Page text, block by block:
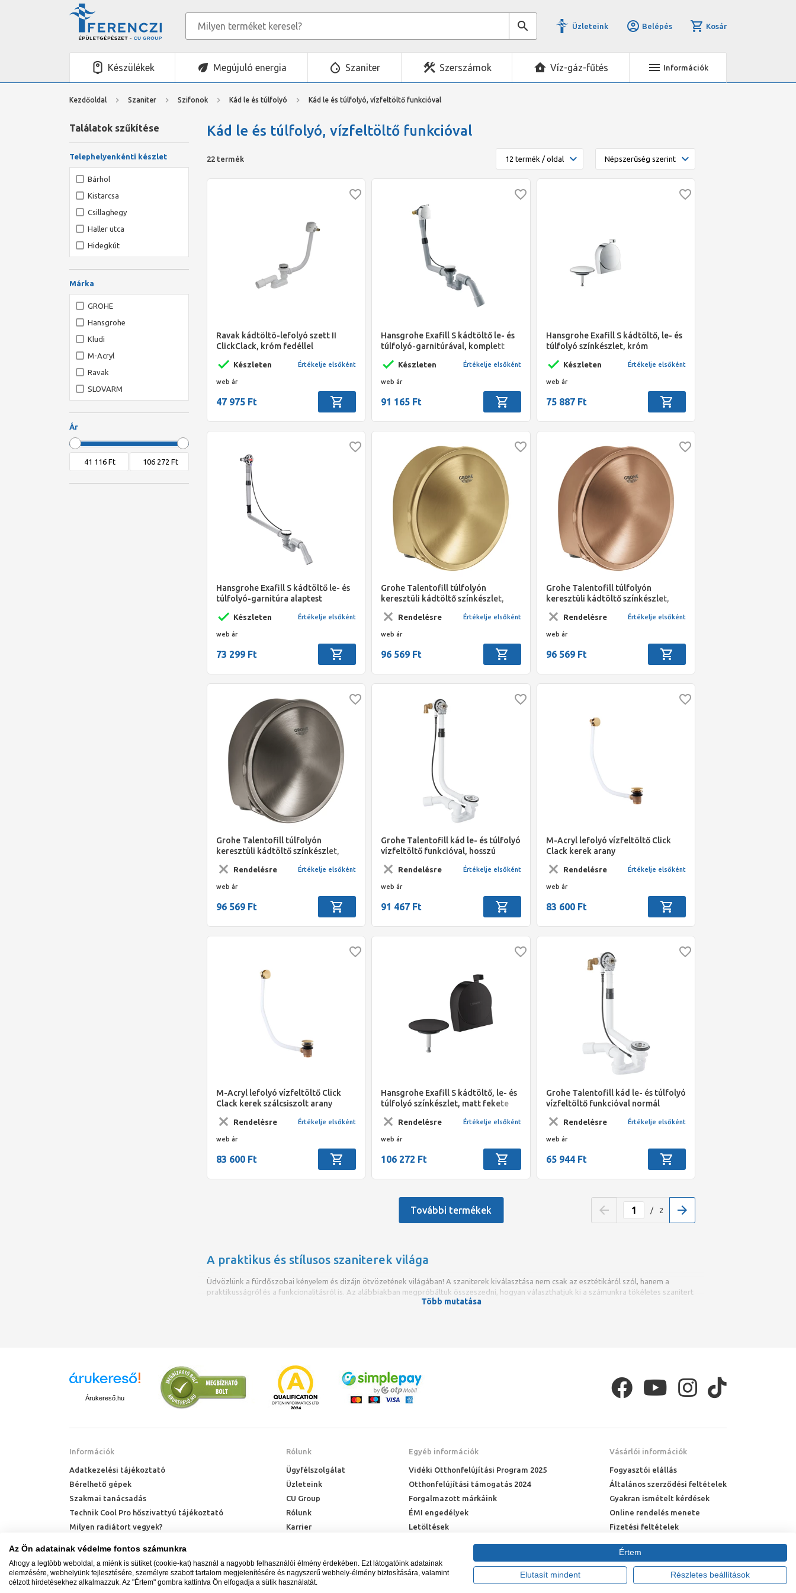
Üzleteink Belépés Kosár
Készülékek Megújuló energia Szaniter Szerszámok Víz-gáz-fűtés Információk
Kezdőoldal Szaniter Szifonok Kád le és túlfolyó Kád le és túlfolyó, vízfeltöltő funkcióval
Kád le és túlfolyó, vízfeltöltő funkcióval
22 termék
Ravak kádtöltö-lefolyó szett II
ClickClack, króm fedéllel
Készleten Értékelje elsőként
web ár
47 975 Ft
Hansgrohe Exafill S kádtöltő le- és
túlfolyó-garnitúrával, komplett
Készleten Értékelje elsőként
web ár
91 165 Ft
Hansgrohe Exafill S kádtöltő, le- és
túlfolyó színkészlet, króm
Készleten Értékelje elsőként
web ár
75 887 Ft
Hansgrohe Exafill S kádtöltő le- és
túlfolyó-garnitúra alaptest
Készleten Értékelje elsőként
web ár
73 299 Ft
Grohe Talentofill túlfolyón
keresztüli kádtöltő színkészlet,
lefolyódugó, Brushed Cool Sunris
Rendelésre Értékelje elsőként
web ár
96 569 Ft
Grohe Talentofill túlfolyón
keresztüli kádtöltő színkészlet,
Rendelésre Értékelje elsőként
web ár
96 569 Ft
Grohe Talentofill túlfolyón
keresztüli kádtöltő színkészlet,
Rendelésre Értékelje elsőként
web ár
96 569 Ft
Grohe Talentofill kád le- és túlfolyó
vízfeltöltő funkcióval, hosszú
Rendelésre Értékelje elsőként
web ár
91 467 Ft
M-Acryl lefolyó vízfeltöltő Click
Clack kerek arany
Rendelésre Értékelje elsőként
web ár
83 600 Ft
M-Acryl lefolyó vízfeltöltő Click
Clack kerek szálcsiszolt arany
Rendelésre Értékelje elsőként
web ár
83 600 Ft
Hansgrohe Exafill S kádtöltő, le- és
túlfolyó színkészlet, matt fekete
Rendelésre Értékelje elsőként
web ár
106 272 Ft
Grohe Talentofill kád le- és túlfolyó
vízfeltöltő funkcióval normál
Rendelésre Értékelje elsőként
web ár
65 944 Ft
További termékek / 2
A praktikus és stílusos szaniterek világa
Üdvözlünk a fürdőszobai kényelem és dizájn ötvözetének világában! A szaniterek kiválasztása nem csak az esztétikáról szól, hanem a
praktikusságról és a funkcionalitásról is. Az alábbiakban megpróbáltuk összeszedni, hogyan választhatjuk ki a számunkra tökéletes szanitert
Funkcionalitás az elsődleges
A fürdőszoba a reggeli rohanásoktól az esti pihenésig számos feladatot ellát. A megfelelő szaniter kiválasztásakor ügyeljünk arra, hogy
Több mutatása
Találatok szűkítése
Telephelyenkénti készlet
Bárhol
Kistarcsa
Csillaghegy
Haller utca
Hidegkút
Márka
GROHE
Hansgrohe
Kludi
M-Acryl
Ravak
SLOVARM
Ár
Árukereső.hu
Információk
Adatkezelési tájékoztató
Bérelhető gépek
Szakmai tanácsadás
Technik Cool Pro hőszivattyú tájékoztató
Milyen radiátort vegyek?
Rólunk
Ügyfélszolgálat
Üzleteink
CU Group
Rólunk
Karrier
Egyéb információk
Vidéki Otthonfelújítási Program 2025
Otthonfelújítási támogatás 2024
Forgalmazott márkáink
ÉMI engedélyek
Letöltések
Vásárlói információk
Fogyasztói elállás
Általános szerződési feltételek
Gyakran ismételt kérdések
Online rendelés menete
Fizetési feltételek
Az Ön adatainak védelme fontos számunkra
Ahogy a legtöbb weboldal, a miénk is sütiket (cookie-kat) használ a nagyobb felhasználói élmény érdekében. Ezt látogatóink adatainak
elemzésére, webhelyünk fejlesztésére, személyre szabott tartalom megjelenítésére és nagyszerű webhely-élmény biztosítására, valamint
célzott hirdetésekhez alkalmazzuk. Az "Értem" gombra kattintva Ön elfogadja a sütik használatát.
Értem
Elutasít mindent Részletes beállítások